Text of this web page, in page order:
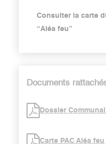
Consulter la carte
“Aléa feu”
Documents
Dossier
Carte PAC Aléa feu